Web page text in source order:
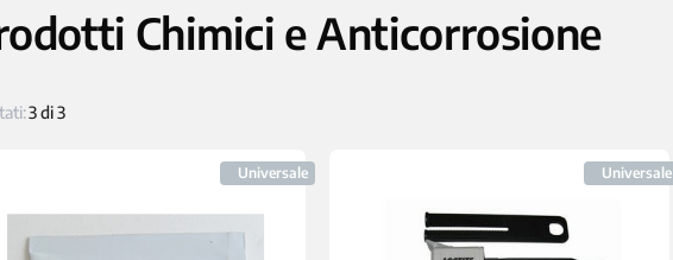
Chimici e Anticorrosione
3 di 3
Universale Universale